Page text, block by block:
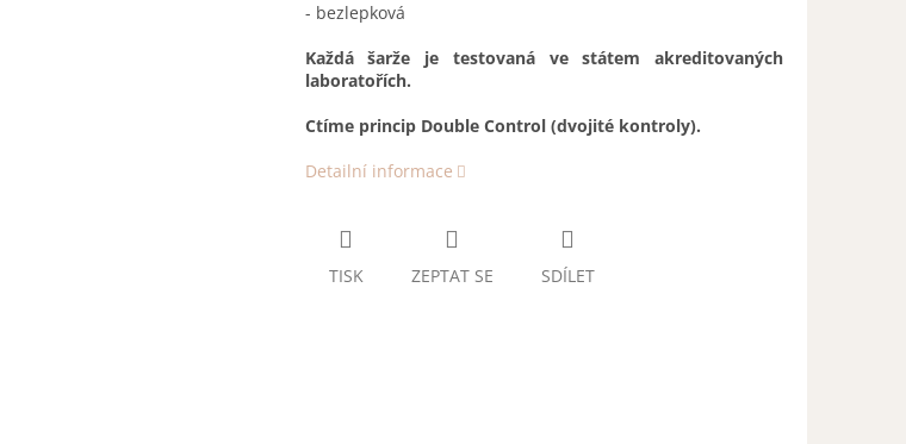
- bezlepková
Každá šarže je testovaná ve státem akreditovaných
laboratořích.
Ctíme princip Double Control (dvojité kontroly).
Detailní informace
TISK ZEPTAT SE SDÍLET